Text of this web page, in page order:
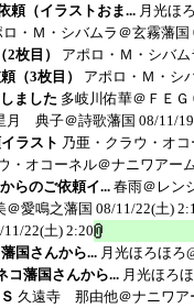
頼（イラストおま... 月光ほ
ロ・Ｍ・シバムラ＠玄霧藩国
枚目）
アポロ・Ｍ・シバ
（3枚目）
アポロ・Ｍ・シ
ました 多岐川佑華＠ＦＥＧ
月 典子＠詩歌藩国 08/11/
ラスト 乃亜・クラウ・オ
・オコーネル＠ナニワアー
らのご依頼イ... 春雨＠レン
＠愛鳴之藩国 08/11/22(土)
11/22(土) 2:20
国さんから... 月光ほろほろ
藩国さんから... 月光ほろ
久遠寺 那由他＠ナニワア